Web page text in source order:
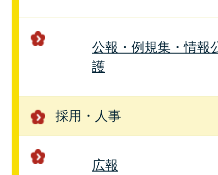
公報・例規集・情報
護
採用・人事
広報